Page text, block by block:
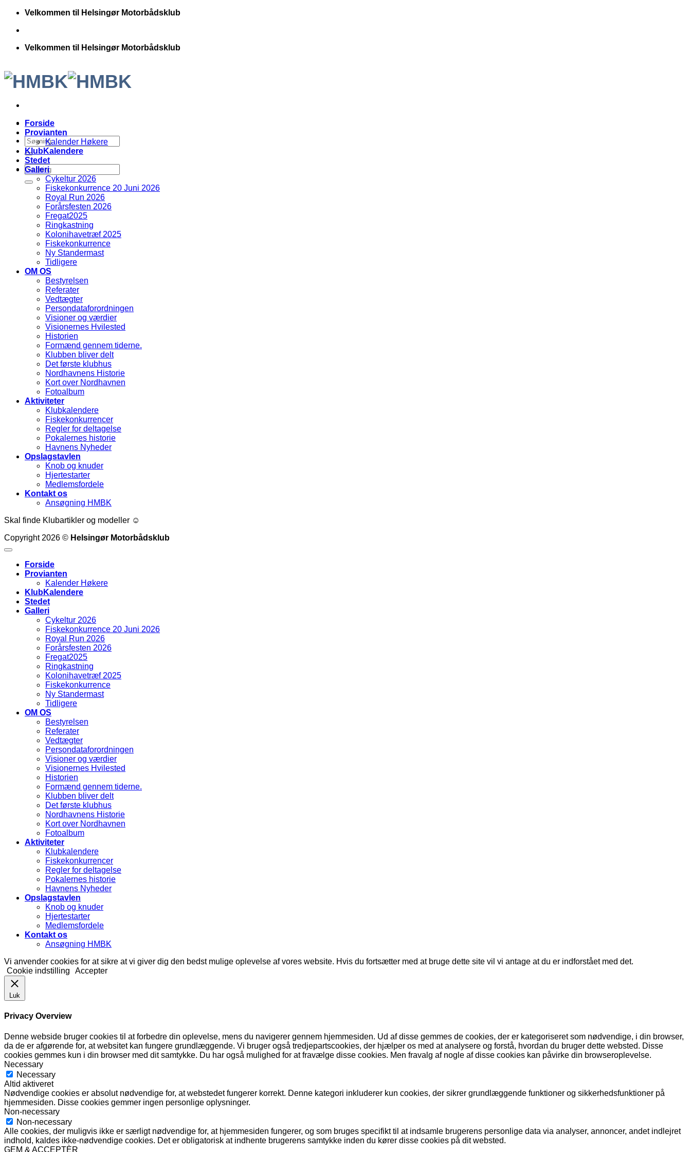
Fortsæt
indhold
Velkommen til Helsingør Motorbådsklub
Velkommen til Helsingør Motorbådsklub
Forside
Provianten
Kalender Høkere
KlubKalendere
Stedet
Galleri
Cykeltur 2026
Fiskekonkurrence 20 Juni 2026
Royal Run 2026
Forårsfesten 2026
Fregat2025
Ringkastning
Kolonihavetræf 2025
Fiskekonkurrence
Ny Standermast
Tidligere
OM OS
Bestyrelsen
Referater
Vedtægter
Persondataforordningen
Visioner og værdier
Visionernes Hvilested
Historien
Formænd gennem tiderne.
Klubben bliver delt
Det første klubhus
Nordhavnens Historie
Kort over Nordhavnen
Fotoalbum
Aktiviteter
Klubkalendere
Fiskekonkurrencer
Regler for deltagelse
Pokalernes historie
Havnens Nyheder
Opslagstavlen
Knob og knuder
Hjertestarter
Medlemsfordele
Kontakt os
Ansøgning HMBK
Skal finde Klubartikler og modeller ☺
Copyright 2026 © Helsingør Motorbådsklub
Forside
Provianten
Kalender Høkere
KlubKalendere
Stedet
Galleri
Cykeltur 2026
Fiskekonkurrence 20 Juni 2026
Royal Run 2026
Forårsfesten 2026
Fregat2025
Ringkastning
Kolonihavetræf 2025
Fiskekonkurrence
Ny Standermast
Tidligere
OM OS
Bestyrelsen
Referater
Vedtægter
Persondataforordningen
Visioner og værdier
Visionernes Hvilested
Historien
Formænd gennem tiderne.
Klubben bliver delt
Det første klubhus
Nordhavnens Historie
Kort over Nordhavnen
Fotoalbum
Aktiviteter
Klubkalendere
Fiskekonkurrencer
Regler for deltagelse
Pokalernes historie
Havnens Nyheder
Opslagstavlen
Knob og knuder
Hjertestarter
Medlemsfordele
Kontakt os
Ansøgning HMBK
Vi anvender cookies for at sikre at vi giver dig den bedst mulige oplevelse af vores website. Hvis du fortsætter med at bruge dette site vil vi antage at du er indforstået med det.
Cookie indstilling
Accepter
Luk
Privacy Overview
Denne webside bruger cookies til at forbedre din oplevelse, mens du navigerer gennem hjemmesiden. Ud af disse gemmes de cookies, der er kategoriseret som nødvendige, i din browser,
da de er afgørende for, at websitet kan fungere grundlæggende. Vi bruger også tredjepartscookies, der hjælper os med at analysere og forstå, hvordan du bruger dette websted. Disse
cookies gemmes kun i din browser med dit samtykke. Du har også mulighed for at fravælge disse cookies. Men fravalg af nogle af disse cookies kan påvirke din browseroplevelse.
Necessary
Necessary
Altid aktiveret
Nødvendige cookies er absolut nødvendige for, at webstedet fungerer korrekt. Denne kategori inkluderer kun cookies, der sikrer grundlæggende funktioner og sikkerhedsfunktioner på
hjemmesiden. Disse cookies gemmer ingen personlige oplysninger.
Non-necessary
Non-necessary
Alle cookies, der muligvis ikke er særligt nødvendige for, at hjemmesiden fungerer, og som bruges specifikt til at indsamle brugerens personlige data via analyser, annoncer, andet indlejret
indhold, kaldes ikke-nødvendige cookies. Det er obligatorisk at indhente brugerens samtykke inden du kører disse cookies på dit websted.
GEM & ACCEPTÈR